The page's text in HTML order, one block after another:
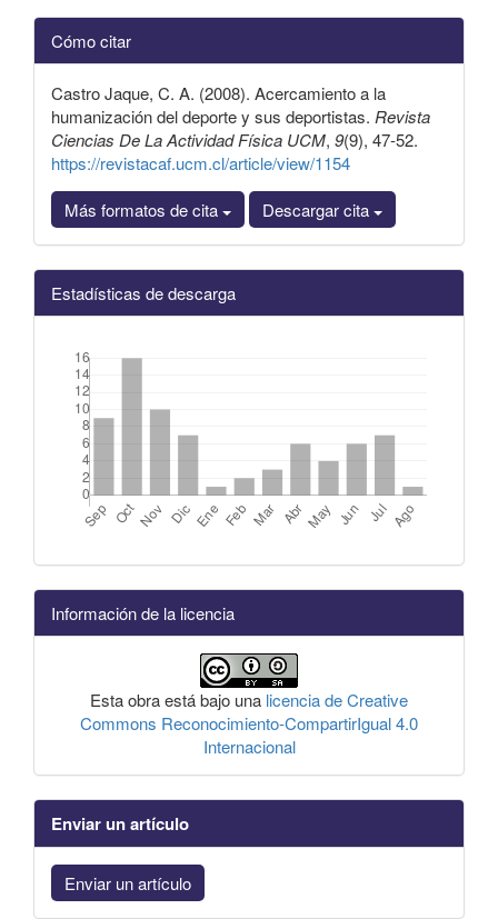
Detalles
del
artículo
Cómo citar
Castro Jaque, C. A. (2008). Acercamiento a la
humanización del deporte y sus deportistas. Revista
Ciencias De La Actividad Física UCM, 9(9), 47-52.
https://revistacaf.ucm.cl/article/view/1154
Más formatos de cita
Descargar cita
Estadísticas de descarga
Información de la licencia
Esta obra está bajo una licencia de Creative
Commons Reconocimiento-CompartirIgual 4.0
Internacional
Enviar un artículo
Enviar un artículo